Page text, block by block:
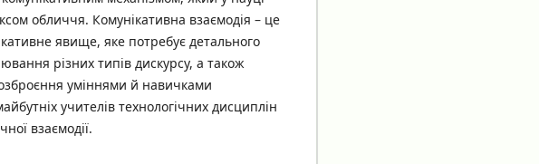
обличчя. Комунікативна взаємодія – це
явище, яке потребує детального
різних типів дискурсу, а також
уміннями й навичками
учителів технологічних дисциплін
взаємодії.